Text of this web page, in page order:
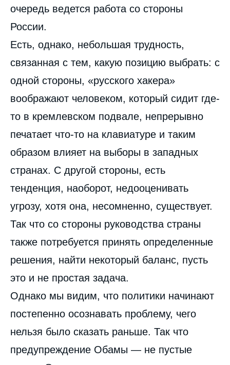
очередь ведется работа со стороны
России.
Есть, однако, небольшая трудность,
связанная с тем, какую позицию выбрать: с
одной стороны, «русского хакера»
воображают человеком, который сидит где-
то в кремлевском подвале, непрерывно
печатает что-то на клавиатуре и таким
образом влияет на выборы в западных
странах. С другой стороны, есть
тенденция, наоборот, недооценивать
угрозу, хотя она, несомненно, существует.
Так что со стороны руководства страны
также потребуется принять определенные
решения, найти некоторый баланс, пусть
это и не простая задача.
Однако мы видим, что политики начинают
постепенно осознавать проблему, чего
нельзя было сказать раньше. Так что
предупреждение Обамы — не пустые